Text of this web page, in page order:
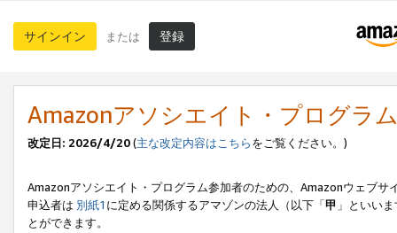
サインイン または 登録
Amazonアソシエイト・プログラ
改定日: 2026/4/20(主な改定内容はこちらをご覧ください。)
Amazonアソシエイト・プログラム参加者のための、Amazonウェブサ
申込者は 別紙1 に定める関係するアマゾンの法人（以下「甲 」といい
とができます。